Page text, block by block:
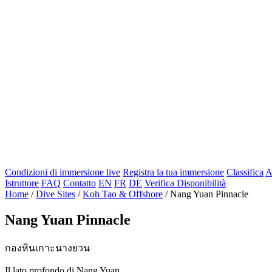
Condizioni di immersione live Registra la tua immersione Classifica
Istruttore FAQ Contatto EN FR DE Verifica Disponibilità
Home / Dive Sites / Koh Tao & Offshore / Nang Yuan Pinnacle
Nang Yuan Pinnacle
กองหินเกาะนางยวน